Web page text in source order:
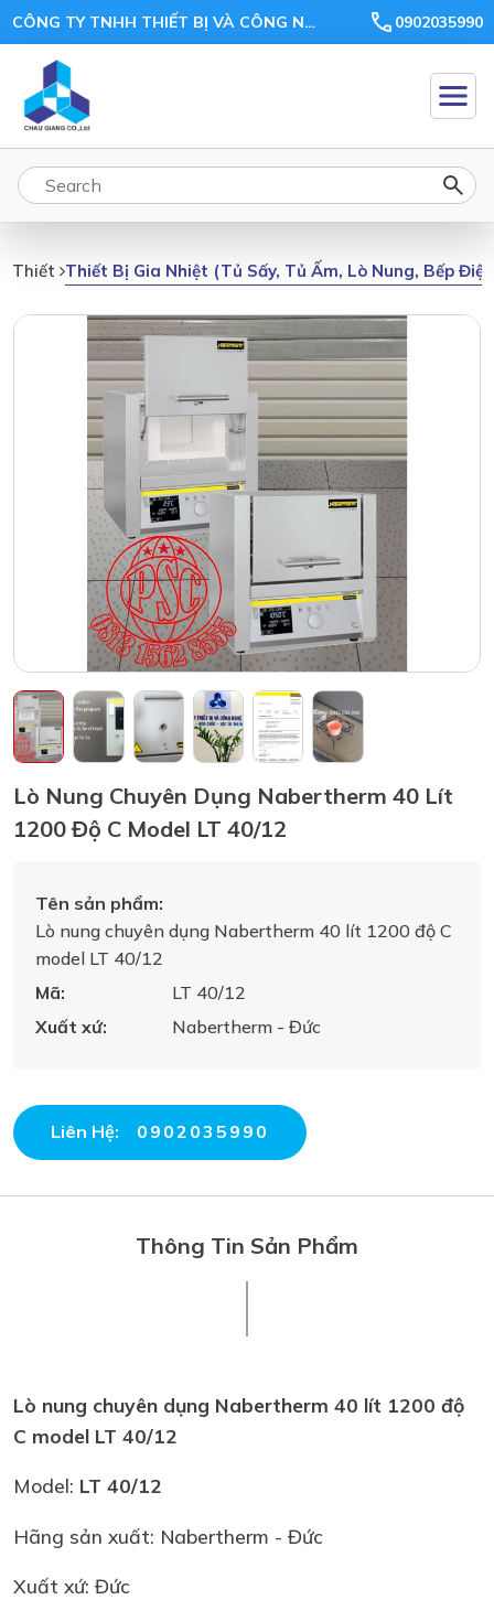
CÔNG TY TNHH THIẾT BỊ VÀ CÔNG NGHỆ CHÂU GIANG 0902035990
Thiết BịThiết Bị Gia Nhiệt (tủ Sấy, Tủ Ấm, Lò Nung, Bếp
Lò Nung Chuyên Dụng Nabertherm 40 Lít
1200 Độ C Model LT 40/12
Tên sản phẩm:
Lò nung chuyên dụng Nabertherm 40 lít 1200 độ C
model LT 40/12
Mã:
LT 40/12
Xuất xứ:
Nabertherm - Đức
Liên Hệ: 0902035990
Thông Tin Sản Phẩm
Lò nung chuyên dụng Nabertherm 40 lít 1200 độ
C model LT 40/12
Model: LT 40/12
Hãng sản xuất: Nabertherm - Đức
Xuất xứ: Đức